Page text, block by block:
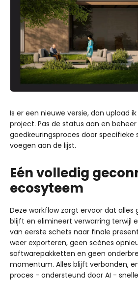
Is er een nieuwe versie, dan upload
project. Pas de status aan en
goedkeuringsproces door specifieke
voegen aan de lijst.
Eén volledig
ecosyteem
Deze workflow zorgt ervoor dat alles
blijft en elimineert verwarring terwijl
van eerste schets naar finale
weer exporteren, geen scènes
softwarepakketten en geen
momentum. Alles blijft verbonden,
proces - ondersteund door AI -